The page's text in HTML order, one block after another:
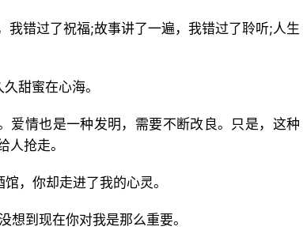
错过了祝福;故事讲了一遍，我错过了聆听;人生
甜蜜在心海。
爱情也是一种发明，需要不断改良。只是，这种
抢走。
，你却走进了我的心灵。
想到现在你对我是那么重要。